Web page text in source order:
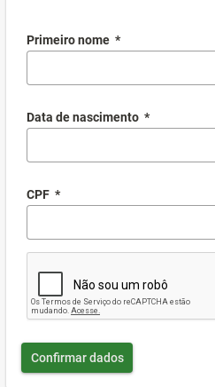
Primeiro nome *
Data de nascimento *
CPF *
Confirmar dados